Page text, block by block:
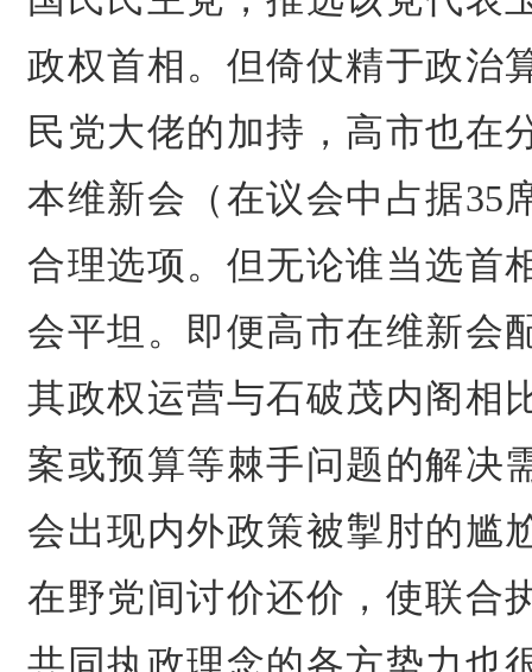
政权首相。但倚仗精于政治
民党大佬的加持，高市也在
本维新会（在议会中占据35
合理选项。但无论谁当选首
会平坦。即便高市在维新会
其政权运营与石破茂内阁相
案或预算等棘手问题的解决
会出现内外政策被掣肘的尴
在野党间讨价还价，使联合